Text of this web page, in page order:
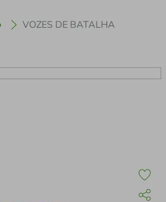
VOZES DE BATALHA